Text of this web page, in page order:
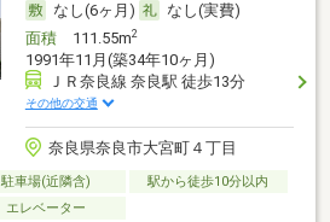
なし(6ヶ月)
なし(実費)
面積111.55m2
1991年11月(築34年10ヶ月)
ＪＲ奈良線 奈良駅 徒歩13分
その他の交通
奈良県奈良市大宮町４丁目
駐車場(近隣含)
駅から徒歩10分以内
エレベーター